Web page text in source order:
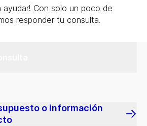
ayudar! Con solo un poco de
responder tu consulta.
o información